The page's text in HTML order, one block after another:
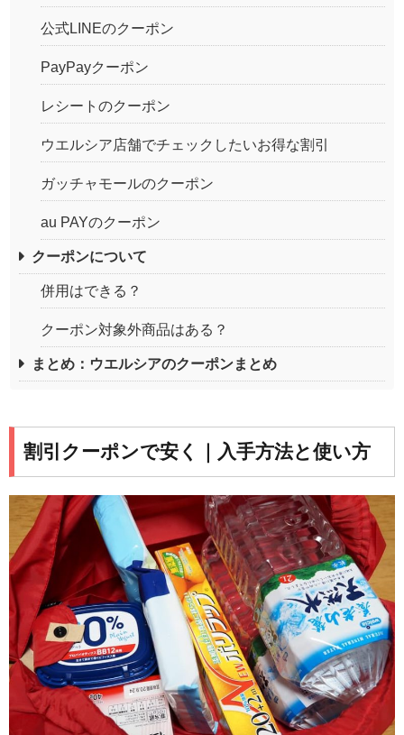
公式LINEのクーポン
PayPayクーポン
レシートのクーポン
ウエルシア店舗でチェックしたいお得な割引
ガッチャモールのクーポン
au PAYのクーポン
クーポンについて
併用はできる？
クーポン対象外商品はある？
まとめ：ウエルシアのクーポンまとめ
割引クーポンで安く｜入手方法と使い方